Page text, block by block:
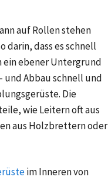
auf Rollen stehen
darin, dass es schnell
ein ebener Untergrund
und Abbau schnell und
Die
wie Leitern oft aus
aus Holzbrettern oder
im Inneren von